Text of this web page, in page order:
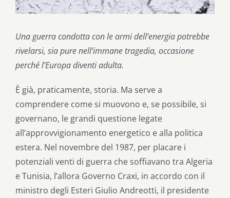
Una guerra condotta con le armi dell’energia potrebbe
rivelarsi, sia purenell’immane tragedia, occasione
perché l’Europa diventi adulta.
È già, praticamente, storia. Ma serve a
comprendere come si muovono e, se possibile, si
governano, le grandi questione legate
all’approvvigionamento energetico e alla politica
estera. Nel novembre del 1987, per placare i
potenziali venti di guerra che soffiavano tra Algeria
e Tunisia, l’allora Governo Craxi, in accordo con il
ministro degli Esteri Giulio Andreotti, il presidente